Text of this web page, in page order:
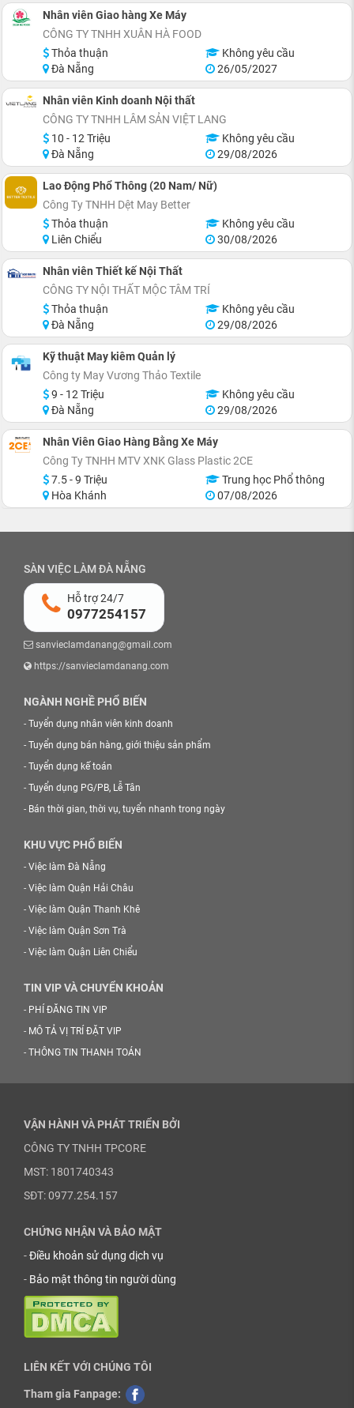
Nhân viên Giao hàng Xe Máy
CÔNG TY TNHH XUÂN HÀ FOOD
Thỏa thuận
Không yêu cầu
Đà Nẵng
26/05/2027
Nhân viên Kinh doanh Nội thất
CÔNG TY TNHH LÂM SẢN VIỆT LANG
10 - 12 Triệu
Không yêu cầu
Đà Nẵng
29/08/2026
Lao Động Phổ Thông (20 Nam/ Nữ)
Công Ty TNHH Dệt May Better
Thỏa thuận
Không yêu cầu
Liên Chiểu
30/08/2026
Nhân viên Thiết kế Nội Thất
CÔNG TY NỘI THẤT MỘC TÂM TRÍ
Thỏa thuận
Không yêu cầu
Đà Nẵng
29/08/2026
Kỹ thuật May kiêm Quản lý
Công ty May Vương Thảo Textile
9 - 12 Triệu
Không yêu cầu
Đà Nẵng
29/08/2026
Nhân Viên Giao Hàng Bằng Xe Máy
Công Ty TNHH MTV XNK Glass Plastic 2CE
7.5 - 9 Triệu
Trung học Phổ thông
Hòa Khánh
07/08/2026
SÀN VIỆC LÀM ĐÀ NẴNG
Hỗ trợ 24/7
0977254157
sanvieclamdanang@gmail.com
https://sanvieclamdanang.com
NGÀNH NGHỀ PHỔ BIẾN
- Tuyển dụng nhân viên kinh doanh
- Tuyển dụng bán hàng, giới thiệu sản phẩm
- Tuyển dụng kế toán
- Tuyển dụng PG/PB, Lễ Tân
- Bán thời gian, thời vụ, tuyển nhanh trong ngày
KHU VỰC PHỔ BIẾN
- Việc làm Đà Nẵng
- Việc làm Quận Hải Châu
- Việc làm Quận Thanh Khê
- Việc làm Quận Sơn Trà
- Việc làm Quận Liên Chiểu
TIN VIP VÀ CHUYỂN KHOẢN
- PHÍ ĐĂNG TIN VIP
- MÔ TẢ VỊ TRÍ ĐẶT VIP
- THÔNG TIN THANH TOÁN
VẬN HÀNH VÀ PHÁT TRIỂN BỞI
CÔNG TY TNHH TPCORE
MST: 1801740343
SĐT: 0977.254.157
CHỨNG NHẬN VÀ BẢO MẬT
-Điều khoản sử dụng dịch vụ
- Bảo mật thông tin người dùng
LIÊN KẾT VỚI CHÚNG TÔI
Tham gia Fanpage: